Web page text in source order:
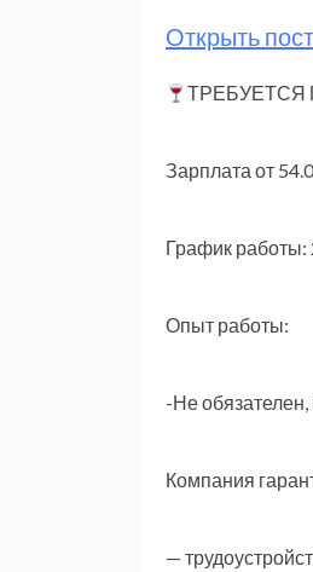
Открыть
ТРЕБУЕТСЯ
Зарплата от
График работы:
Опыт работы:
-Не
Компания
—